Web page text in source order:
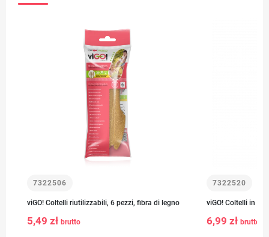
7322506
viGO! Coltelli riutilizzabili, 6 pezzi, fibra di legno
5,49 zł brutto
7322520
viGO! Coltelli in
6,99 zł brutto